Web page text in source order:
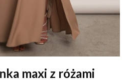
maxi z różami